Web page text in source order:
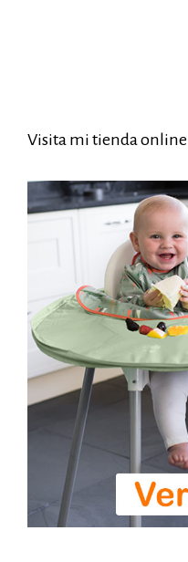
Visita mi tienda online